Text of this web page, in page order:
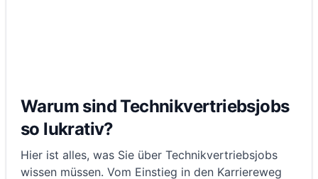
Warum sind Technikvertriebsjobs
so lukrativ?
Hier ist alles, was Sie über Technikvertriebsjobs
wissen müssen. Vom Einstieg in den Karriereweg